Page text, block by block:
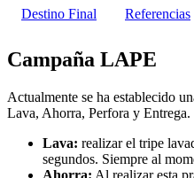
Destino Final Referencias
Campaña LAPE
Actualmente se ha establecido
Lava, Ahorra, Perfora y Entrega.
Lava: realizar el tripe
segundos. Siempre al
Ahorra: Al realizar esta